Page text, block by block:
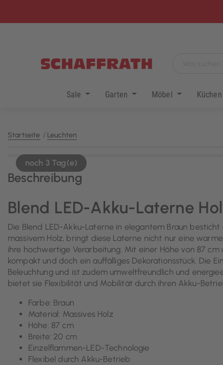
Sale Garten Möbel Küchen
Startseite Leuchten
noch 3 Tag(e)
Beschreibung
Blend LED-Akku-Laterne
Die Blend LED-Akku-Laterne in elegantem Braun
massivem Holz, bringt diese Laterne nicht nur eine
ihre hochwertige Verarbeitung. Mit einer Höhe von 87
kompakt und doch ein auffälliges Dekorationsstück. Die
Beleuchtung und ist zudem umweltfreundlich und
bietet sie Flexibilität und Mobilität durch ihren Akku-
Farbe: Braun
Material: Massives Holz
Höhe: 87 cm
Breite: 20 cm
Einzelflammen-LED-Technologie
Flexibel durch Akku-Betrieb